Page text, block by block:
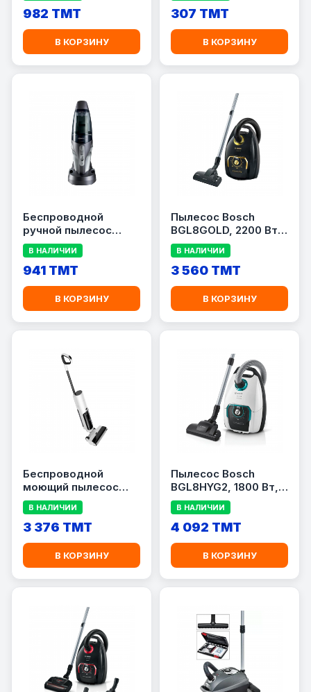
982 TMT
В КОРЗИНУ
307 TMT
В КОРЗИНУ
Беспроводной
ручной пылесос
KEENWOOD HVP19
WET &amp; DRY
В НАЛИЧИИ
941 TMT
В КОРЗИНУ
Пылесос Bosch
BGL8GOLD, 2200 Вт,
мешок 5 л, чёрный/
золотистый
В НАЛИЧИИ
3 560 TMT
В КОРЗИНУ
Беспроводной
моющий пылесос
Xiaomi Truclean W20
Wet Dry Vacuum
[C305HW /
BHR8809GB]
В НАЛИЧИИ
3 376 TMT
В КОРЗИНУ
Пылесос Bosch
BGL8HYG2, 1800 Вт,
мешок 5 л, белый/
зелёный
В НАЛИЧИИ
4 092 TMT
В КОРЗИНУ